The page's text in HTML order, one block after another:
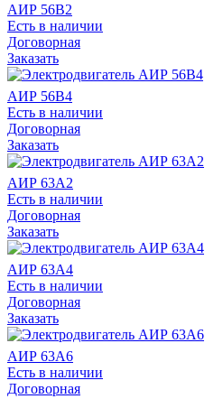
АИР 56В2
Есть в наличии
Договорная
Заказать
АИР 56В4
Есть в наличии
Договорная
Заказать
АИР 63А2
Есть в наличии
Договорная
Заказать
АИР 63А4
Есть в наличии
Договорная
Заказать
АИР 63А6
Есть в наличии
Договорная